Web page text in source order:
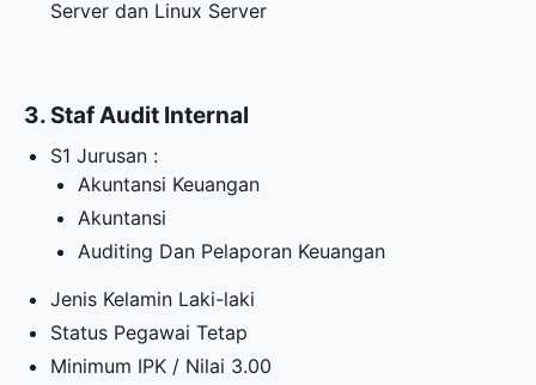
Server dan Linux Server
3. Staf Audit Internal
S1 Jurusan :
Akuntansi Keuangan
Akuntansi
Auditing Dan Pelaporan Keuangan
Jenis Kelamin Laki-laki
Status Pegawai Tetap
Minimum IPK / Nilai 3.00